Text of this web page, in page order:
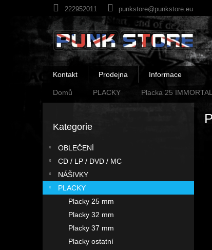
222952011 punkstore@punkstore.eu
Kontakt Prodejna Informace
Domů PLACKY Placka 25 IMMORTAL
í
Přeskočit
Kategorie
OBLEČENÍ
CD / LP / DVD / MC
NÁŠIVKY
PLACKY
Placky 25 mm
Placky 32 mm
Placky 37 mm
Placky ostatní